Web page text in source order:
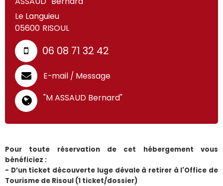
Le Languieu
05600 RISOUL
06 08 71 32 42
E-mail / Message
"M ASSAUD Bernard"
Pour toute réservation de cet hébergement vous
bénéficiez :
- D’un ticket découverte luge dévale à retirer à l'Office de
Tourisme de Risoul (1 ticket/dossier)